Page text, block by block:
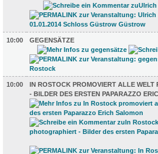
10:00 GEGENSÄTZE
10:00
IN ROSTOCK PROMOVIERT ALLE WELT
- BILDER DES ERSTEN PAPARAZZO